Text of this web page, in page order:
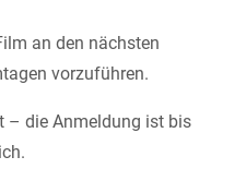
an den nächsten
vorzuführen.
– die Anmeldung ist bis